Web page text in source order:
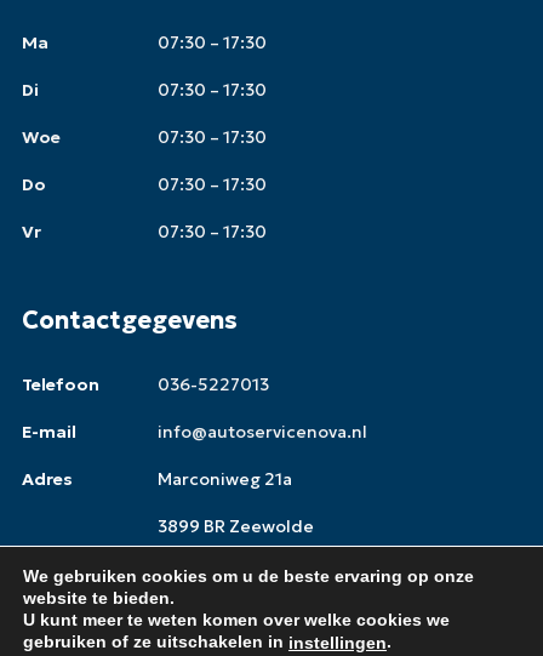
Ma 07:30 – 17:30
Di 07:30 – 17:30
Woe 07:30 – 17:30
Do 07:30 – 17:30
Vr 07:30 – 17:30
Contactgegevens
Telefoon 036-5227013
E-mail info@autoservicenova.nl
Adres Marconiweg 21a
3899 BR Zeewolde
Copyright © 2026, Autoservice Nova
We gebruiken cookies om u de beste ervaring op onze
website te bieden.
U kunt meer te weten komen over welke cookies we
gebruiken of ze uitschakelen in instellingen.